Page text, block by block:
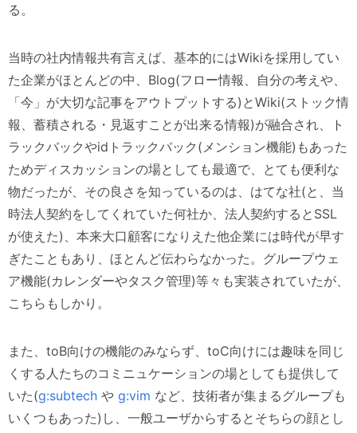
る。
当時の社内情報共有言えば、基本的にはWikiを採用してい
た企業がほとんどの中、Blog(フロー情報、自分の考えや、
「今」が大切な記事をアウトプットする)とWiki(ストック情
報、蓄積される・見返すことが出来る情報)が融合され、ト
ラックバックやidトラックバック(メンション機能)もあった
ためディスカッションの場としても最適で、とても便利な
物だったが、その良さを知っているのは、はてな社(と、当
時法人契約をしてくれていた何社か、法人契約するとSSL
が使えた)、本来大口顧客になりえた他企業には時代が早す
ぎたこともあり、ほとんど伝わらなかった。グループウェ
ア機能(カレンダーやタスク管理)等々も実装されていたが、
こちらもしかり。
また、toB向けの機能のみならず、toC向けには趣味を同じ
くする人たちのコミニュケーションの場としても提供して
いた(g:subtech や g:vim など、技術者が集まるグループも
いくつもあった)し、一般ユーザからするとそちらの顔とし